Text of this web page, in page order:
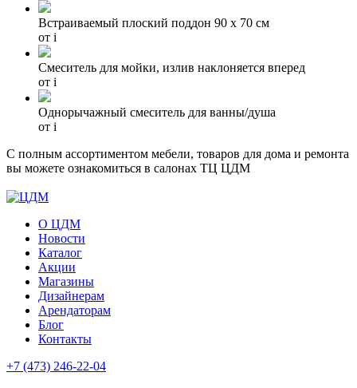
Встраиваемый плоский поддон 90 х 70 см
от i
Смеситель для мойки, излив наклоняется вперед
от i
Однорычажный смеситель для ванны/душа
от i
С полным ассортиментом мебели, товаров для дома и ремонта
вы можете ознакомиться в салонах ТЦ ЦДМ
О ЦДМ
Новости
Каталог
Акции
Магазины
Дизайнерам
Арендаторам
Блог
Контакты
+7 (473) 246-22-04